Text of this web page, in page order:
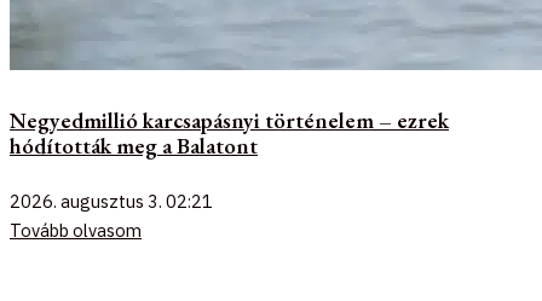
Negyedmillió karcsapásnyi történelem – ezrek
hódították meg a Balatont
2026. augusztus 3. 02:21
Tovább olvasom